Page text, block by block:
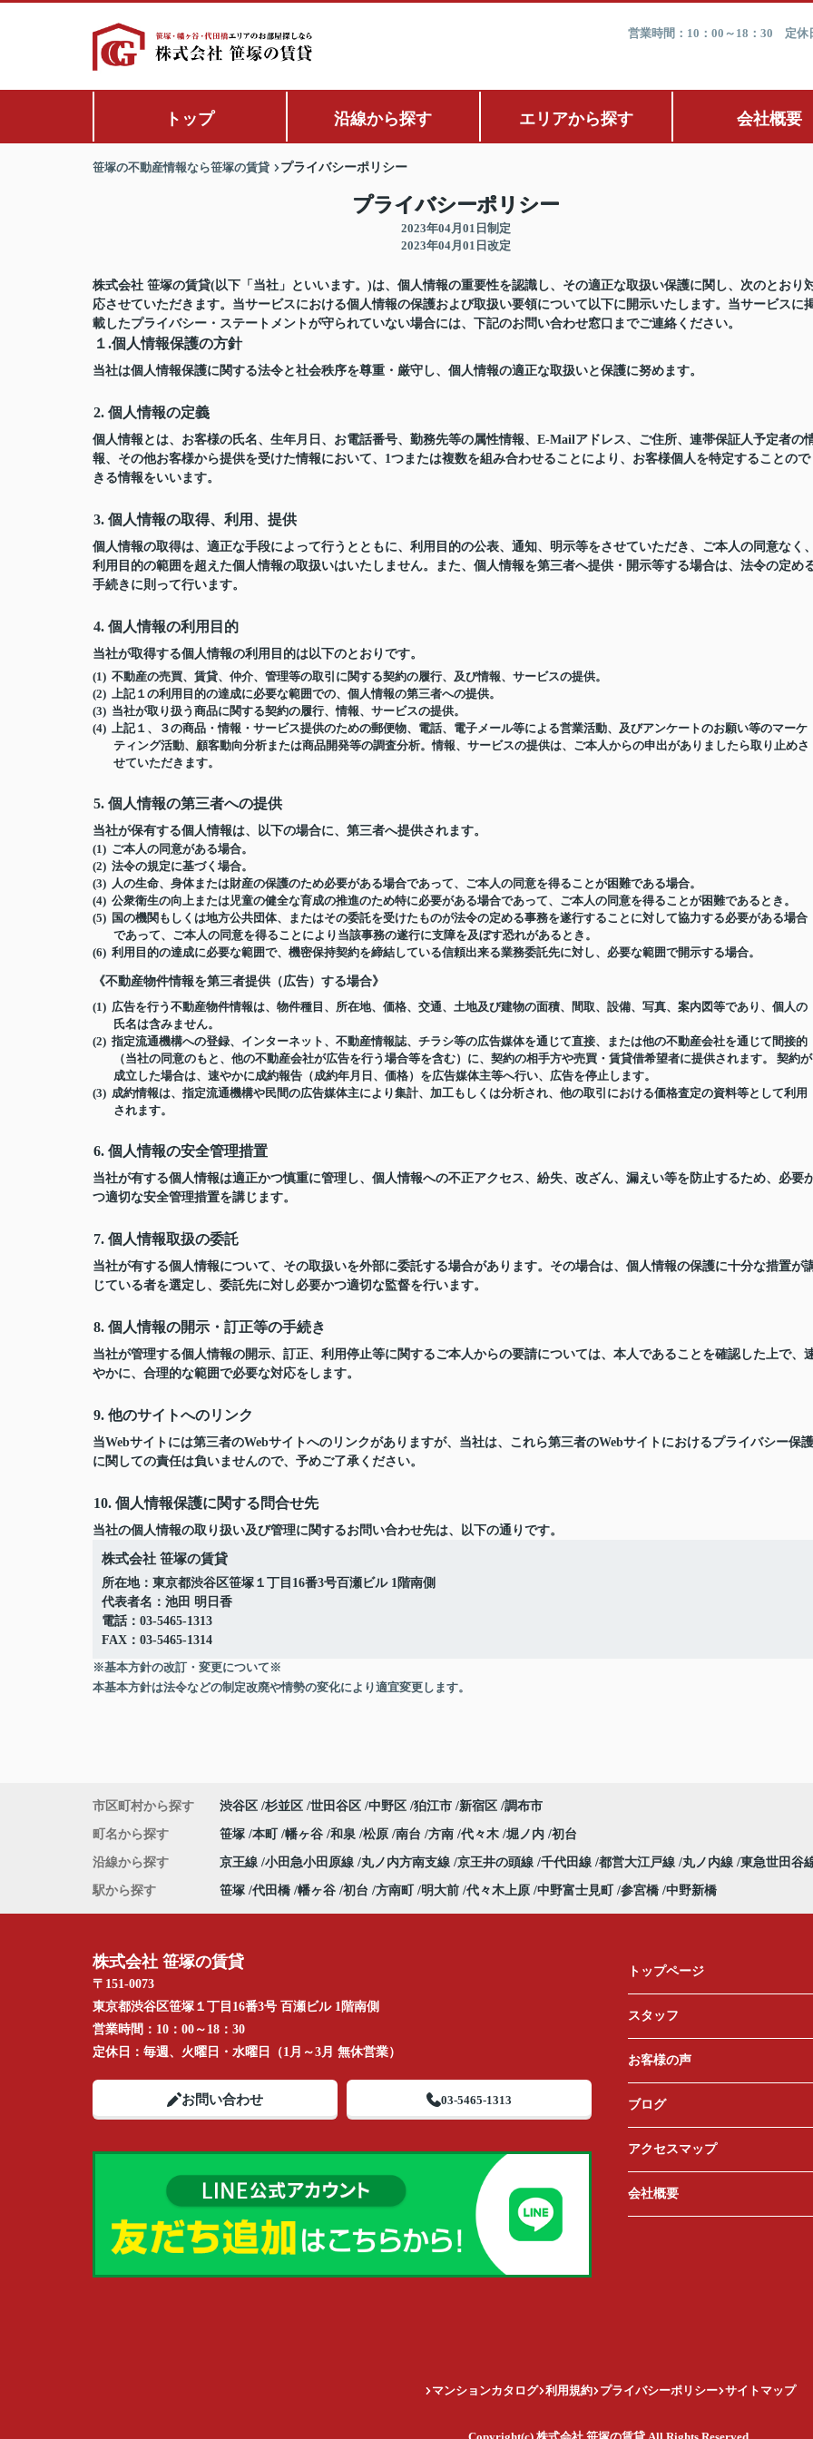
営業時間：10：00～18：30 定休
トップ 沿線から探す エリアから探す 会社概要
笹塚の不動産情報なら笹塚の賃貸 プライバシーポリシー
プライバシーポリシー
2023年04月01日制定
2023年04月01日改定
株式会社 笹塚の賃貸(以下「当社」といいます。)は、個人情報の重要性を認識し、その適正な取扱い保護に関し、次のとおり
応させていただきます。当サービスにおける個人情報の保護および取扱い要領について以下に開示いたします。当サービスに
載したプライバシー・ステートメントが守られていない場合には、下記のお問い合わせ窓口までご連絡ください。
１.個人情報保護の方針
当社は個人情報保護に関する法令と社会秩序を尊重・厳守し、個人情報の適正な取扱いと保護に努めます。
2. 個人情報の定義
個人情報とは、お客様の氏名、生年月日、お電話番号、勤務先等の属性情報、E-Mailアドレス、ご住所、連帯保証人予定者の
報、その他お客様から提供を受けた情報において、1つまたは複数を組み合わせることにより、お客様個人を特定することので
きる情報をいいます。
3. 個人情報の取得、利用、提供
個人情報の取得は、適正な手段によって行うとともに、利用目的の公表、通知、明示等をさせていただき、ご本人の同意なく
利用目的の範囲を超えた個人情報の取扱いはいたしません。また、個人情報を第三者へ提供・開示等する場合は、法令の定め
手続きに則って行います。
4. 個人情報の利用目的
当社が取得する個人情報の利用目的は以下のとおりです。
(1) 不動産の売買、賃貸、仲介、管理等の取引に関する契約の履行、及び情報、サービスの提供。
(2) 上記１の利用目的の達成に必要な範囲での、個人情報の第三者への提供。
(3) 当社が取り扱う商品に関する契約の履行、情報、サービスの提供。
(4) 上記１、３の商品・情報・サービス提供のための郵便物、電話、電子メール等による営業活動、及びアンケートのお願い等のマーケ
ティング活動、顧客動向分析または商品開発等の調査分析。情報、サービスの提供は、ご本人からの申出がありましたら取り止めさ
せていただきます。
5. 個人情報の第三者への提供
当社が保有する個人情報は、以下の場合に、第三者へ提供されます。
(1) ご本人の同意がある場合。
(2) 法令の規定に基づく場合。
(3) 人の生命、身体または財産の保護のため必要がある場合であって、ご本人の同意を得ることが困難である場合。
(4) 公衆衛生の向上または児童の健全な育成の推進のため特に必要がある場合であって、ご本人の同意を得ることが困難であるとき。
(5) 国の機関もしくは地方公共団体、またはその委託を受けたものが法令の定める事務を遂行することに対して協力する必要がある場合
であって、ご本人の同意を得ることにより当該事務の遂行に支障を及ぼす恐れがあるとき。
(6) 利用目的の達成に必要な範囲で、機密保持契約を締結している信頼出来る業務委託先に対し、必要な範囲で開示する場合。
《不動産物件情報を第三者提供（広告）する場合》
(1) 広告を行う不動産物件情報は、物件種目、所在地、価格、交通、土地及び建物の面積、間取、設備、写真、案内図等であり、個人の
氏名は含みません。
(2) 指定流通機構への登録、インターネット、不動産情報誌、チラシ等の広告媒体を通じて直接、または他の不動産会社を通じて間接的
（当社の同意のもと、他の不動産会社が広告を行う場合等を含む）に、契約の相手方や売買・賃貸借希望者に提供されます。 契約が
成立した場合は、速やかに成約報告（成約年月日、価格）を広告媒体主等へ行い、広告を停止します。
(3) 成約情報は、指定流通機構や民間の広告媒体主により集計、加工もしくは分析され、他の取引における価格査定の資料等として利用
されます。
6. 個人情報の安全管理措置
当社が有する個人情報は適正かつ慎重に管理し、個人情報への不正アクセス、紛失、改ざん、漏えい等を防止するため、必要
つ適切な安全管理措置を講じます。
7. 個人情報取扱の委託
当社が有する個人情報について、その取扱いを外部に委託する場合があります。その場合は、個人情報の保護に十分な措置が
じている者を選定し、委託先に対し必要かつ適切な監督を行います。
8. 個人情報の開示・訂正等の手続き
当社が管理する個人情報の開示、訂正、利用停止等に関するご本人からの要請については、本人であることを確認した上で、
やかに、合理的な範囲で必要な対応をします。
9. 他のサイトへのリンク
当Webサイトには第三者のWebサイトへのリンクがありますが、当社は、これら第三者のWebサイトにおけるプライバシー保護
に関しての責任は負いませんので、予めご了承ください。
10. 個人情報保護に関する問合せ先
当社の個人情報の取り扱い及び管理に関するお問い合わせ先は、以下の通りです。
株式会社 笹塚の賃貸
所在地：東京都渋谷区笹塚１丁目16番3号百瀬ビル 1階南側
代表者名：池田 明日香
電話：03-5465-1313
FAX：03-5465-1314
※基本方針の改訂・変更について※
本基本方針は法令などの制定改廃や情勢の変化により適宜変更します。
市区町村から探す 渋谷区 杉並区 世田谷区 中野区 狛江市 新宿区 調布市
町名から探す 笹塚 本町 幡ヶ谷 和泉 松原 南台 方南 代々木 堀ノ内 初台
沿線から探す 京王線 小田急小田原線 丸ノ内方南支線 京王井の頭線 千代田線 都営大江戸線 丸ノ内線 東急世田谷
駅から探す 笹塚 代田橋 幡ヶ谷 初台 方南町 明大前 代々木上原 中野富士見町 参宮橋 中野新橋
株式会社 笹塚の賃貸
〒151-0073
東京都渋谷区笹塚１丁目16番3号 百瀬ビル 1階南側
営業時間： 10：00～18：30
定休日： 毎週、火曜日・水曜日（1月～3月 無休営業）
お問い合わせ 03-5465-1313
トップページ
スタッフ
お客様の声
ブログ
アクセスマップ
会社概要
マンションカタログ 利用規約 プライバシーポリシー サイトマップ